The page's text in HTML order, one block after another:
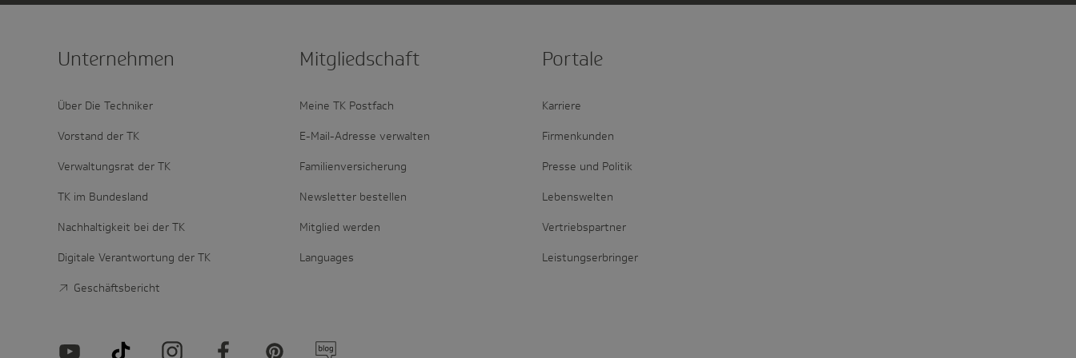
Unter­nehmen
Über Die Techniker
Vorstand der TK
Verwaltungsrat der TK
TK im Bundesland
Nachhaltigkeit bei der TK
Digitale Verantwortung der TK
Geschäftsbericht
Mitglied­schaft
Meine TK Postfach
E-Mail-Adresse verwalten
Familienversicherung
Newsletter bestellen
Mitglied werden
Languages
Portale
Karriere
Firmenkunden
Presse und Politik
Lebenswelten
Vertriebspartner
Leistungserbringer